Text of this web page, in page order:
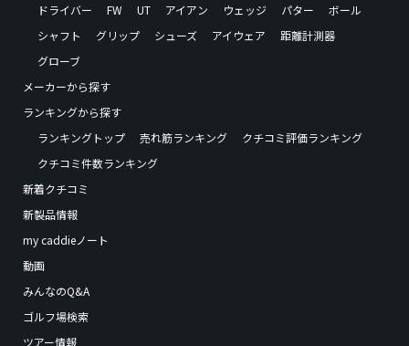
ドライバー
FW UT アイアン ウェッジ パター
ボール
シャフト
グリップ シューズ アイウェア
距離計測器
グローブ
メーカーから探す
ランキングから探す
ランキングトップ
売れ筋ランキング
クチコミ評価ランキング
クチコミ件数ランキング
新着クチコミ
新製品情報
my caddieノート
動画
みんなのQ&A
ゴルフ場検索
ツアー情報